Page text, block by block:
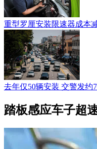
重型罗厘安装限速器成本
去年仅50辆安装 交警发约
踏板感应车子超